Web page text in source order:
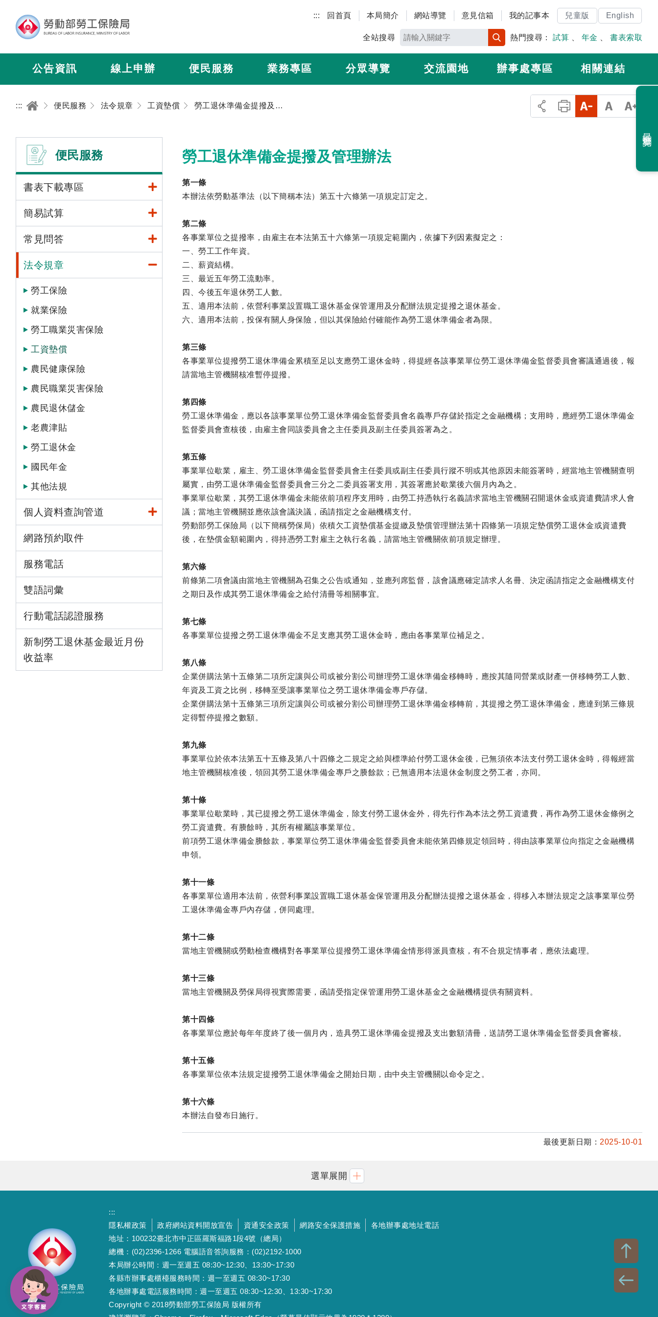
::: 回首頁 本局簡介 網站導覽 意見信箱 我的記事本 兒童版 English
全站搜尋 熱門搜尋： 試算 年金 書表索取
公告資訊 線上申辦 便民服務 業務專區 分眾導覽 交流園地 辦事處專區 相關連結
::: 便民服務 法令規章 工資墊償 勞工退休準備金提撥及管理辦法
便民服務
書表下載專區
簡易試算
常見問答
法令規章
勞工保險
就業保險
勞工職業災害保險
工資墊償
農民健康保險
農民職業災害保險
農民退休儲金
老農津貼
勞工退休金
國民年金
其他法規
個人資料查詢管道
網路預約取件
服務電話
雙語詞彙
行動電話認證服務
新制勞工退休基金最近月份
收益率
勞工退休準備金提撥及管理辦法
第一條
本辦法依勞動基準法（以下簡稱本法）第五十六條第一項規定訂定之。
第二條
各事業單位之提撥率，由雇主在本法第五十六條第一項規定範圍內，依據下列因素擬定之：
一、勞工工作年資。
二、薪資結構。
三、最近五年勞工流動率。
四、今後五年退休勞工人數。
五、適用本法前，依營利事業設置職工退休基金保管運用及分配辦法規定提撥之退休基金。
六、適用本法前，投保有關人身保險，但以其保險給付確能作為勞工退休準備金者為限。
第三條
各事業單位提撥勞工退休準備金累積至足以支應勞工退休金時，得提經各該事業單位勞工退休準備金監督委員會審議通過後，報
請當地主管機關核准暫停提撥。
第四條
勞工退休準備金，應以各該事業單位勞工退休準備金監督委員會名義專戶存儲於指定之金融機構；支用時，應經勞工退休準備金
監督委員會查核後，由雇主會同該委員會之主任委員及副主任委員簽署為之。
第五條
事業單位歇業，雇主、勞工退休準備金監督委員會主任委員或副主任委員行蹤不明或其他原因未能簽署時，經當地主管機關查明
屬實，由勞工退休準備金監督委員會三分之二委員簽署支用，其簽署應於歇業後六個月內為之。
事業單位歇業，其勞工退休準備金未能依前項程序支用時，由勞工持憑執行名義請求當地主管機關召開退休金或資遣費請求人會
議；當地主管機關並應依該會議決議，函請指定之金融機構支付。
勞動部勞工保險局（以下簡稱勞保局）依積欠工資墊償基金提繳及墊償管理辦法第十四條第一項規定墊償勞工退休金或資遣費
後，在墊償金額範圍內，得持憑勞工對雇主之執行名義，請當地主管機關依前項規定辦理。
第六條
前條第二項會議由當地主管機關為召集之公告或通知，並應列席監督，該會議應確定請求人名冊、決定函請指定之金融機構支付
之期日及作成其勞工退休準備金之給付清冊等相關事宜。
第七條
各事業單位提撥之勞工退休準備金不足支應其勞工退休金時，應由各事業單位補足之。
第八條
企業併購法第十五條第二項所定讓與公司或被分割公司辦理勞工退休準備金移轉時，應按其隨同營業或財產一併移轉勞工人數、
年資及工資之比例，移轉至受讓事業單位之勞工退休準備金專戶存儲。
企業併購法第十五條第三項所定讓與公司或被分割公司辦理勞工退休準備金移轉前，其提撥之勞工退休準備金，應達到第三條規
定得暫停提撥之數額。
第九條
事業單位於依本法第五十五條及第八十四條之二規定之給與標準給付勞工退休金後，已無須依本法支付勞工退休金時，得報經當
地主管機關核准後，領回其勞工退休準備金專戶之賸餘款；已無適用本法退休金制度之勞工者，亦同。
第十條
事業單位歇業時，其已提撥之勞工退休準備金，除支付勞工退休金外，得先行作為本法之勞工資遣費，再作為勞工退休金條例之
勞工資遣費。有賸餘時，其所有權屬該事業單位。
前項勞工退休準備金賸餘款，事業單位勞工退休準備金監督委員會未能依第四條規定領回時，得由該事業單位向指定之金融機構
申領。
第十一條
各事業單位適用本法前，依營利事業設置職工退休基金保管運用及分配辦法提撥之退休基金，得移入本辦法規定之該事業單位勞
工退休準備金專戶內存儲，併同處理。
第十二條
當地主管機關或勞動檢查機構對各事業單位提撥勞工退休準備金情形得派員查核，有不合規定情事者，應依法處理。
第十三條
當地主管機關及勞保局得視實際需要，函請受指定保管運用勞工退休基金之金融機構提供有關資料。
第十四條
各事業單位應於每年年度終了後一個月內，造具勞工退休準備金提撥及支出數額清冊，送請勞工退休準備金監督委員會審核。
第十五條
各事業單位依本法規定提撥勞工退休準備金之開始日期，由中央主管機關以命令定之。
第十六條
本辦法自發布日施行。
最後更新日期： 2025-10-01
選單展開
:::
隱私權政策
政府網站資料開放宣告 資通安全政策 網路安全保護措施
各地辦事處地址電話
地址：100232臺北市中正區羅斯福路1段4號（總局）
總機：(02)2396-1266 電腦語音答詢服務：(02)2192-1000
本局辦公時間：週一至週五 08:30~12:30、13:30~17:30
各縣市辦事處櫃檯服務時間：週一至週五 08:30~17:30
各地辦事處電話服務時間：週一至週五 08:30~12:30、13:30~17:30
Copyright © 2018勞動部勞工保險局 版權所有